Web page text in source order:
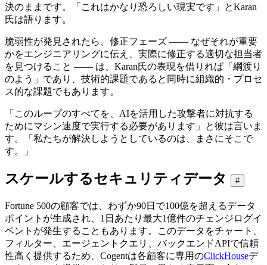
決のままです。「これはかなり恐ろしい現実です」とKaran
氏は語ります。
脆弱性が発見されたら、修正フェーズ ―― なぜそれが重要
かをエンジニアリングに伝え、実際に修正する適切な担当者
を見つけること ―― は、Karan氏の表現を借りれば「綱渡り
のよう」であり、技術的課題であると同時に組織的・プロセ
ス的な課題でもあります。
「このループのすべてを、AIを活用した攻撃者に対抗する
ためにマシン速度で実行する必要があります」と彼は言いま
す。「私たちが解決しようとしているのは、まさにそこで
す。」
スケールするセキュリティデータ #
Fortune 500の顧客では、わずか90日で100億を超えるデータ
ポイントが生成され、1日あたり最大1億件のチェンジログイ
ベントが発生することもあります。このデータをチャート、
フィルター、エージェントクエリ、バックエンドAPIで信頼
性高く提供するため、Cogentは各顧客に専用のClickHouseデ